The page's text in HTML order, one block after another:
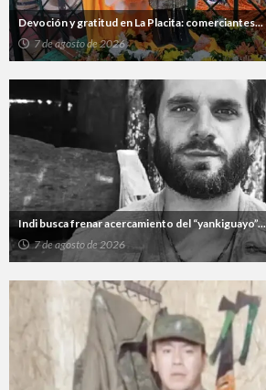
Devoción y gratitud en La Placita: comerciantes...
7 de agosto de 2026
Indi busca frenar acercamiento del “yankiguayo”...
7 de agosto de 2026